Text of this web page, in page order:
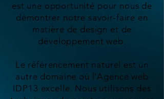
est une opportunité pour nous de
démontrer notre savoir-faire en
matière de design et de
développement web.
Le référencement naturel est un
autre domaine où l'Agence web
IDP13 excelle. Nous utilisons des